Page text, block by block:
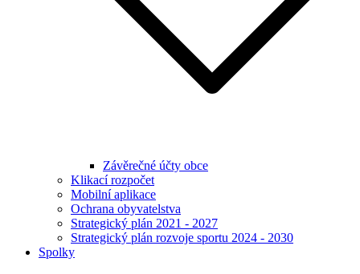
Závěrečné účty obce
Klikací rozpočet
Mobilní aplikace
Ochrana obyvatelstva
Strategický plán 2021 - 2027
Strategický plán rozvoje sportu 2024 - 2030
Spolky